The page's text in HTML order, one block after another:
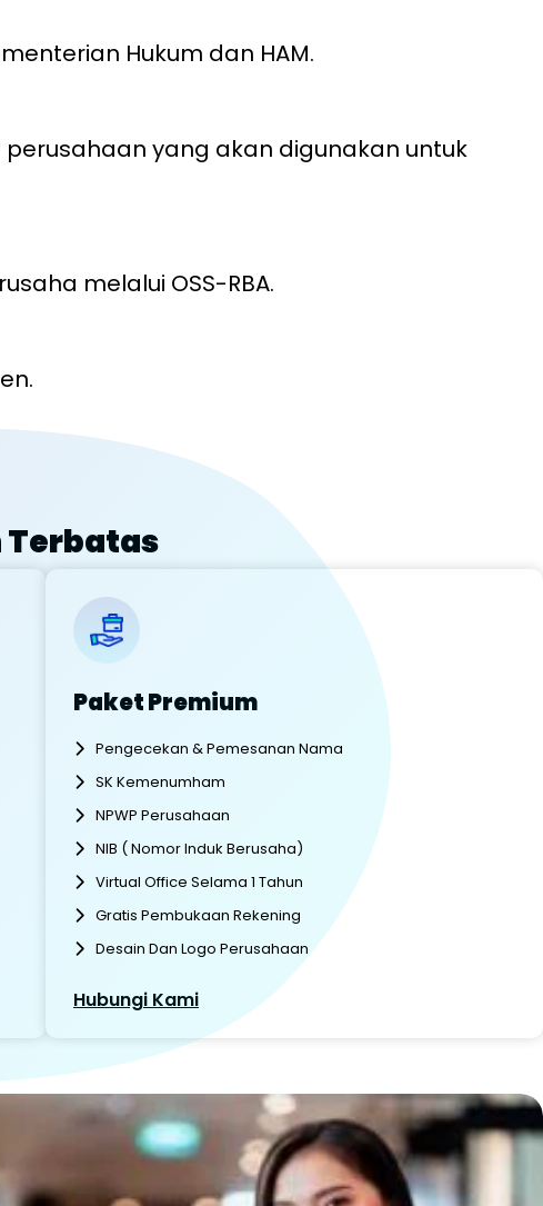
Hukum dan HAM.
yang akan digunakan untuk
melalui OSS-RBA.
Terbatas
Paket Premium
Pengecekan & Pemesanan Nama
SK Kemenumham
NPWP Perusahaan
NIB ( Nomor Induk Berusaha)
Virtual Office Selama 1 Tahun
Gratis Pembukaan Rekening
Desain Dan Logo Perusahaan
Hubungi Kami